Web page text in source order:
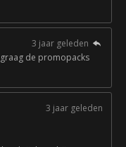
3 jaar geleden
de promopacks
3 jaar geleden